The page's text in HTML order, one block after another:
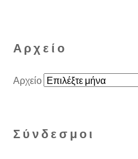
Αρχείο
Αρχείο
Σύνδεσμοι